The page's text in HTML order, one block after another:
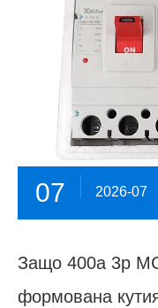
07 2026-07
Защо 400a 3p
формована